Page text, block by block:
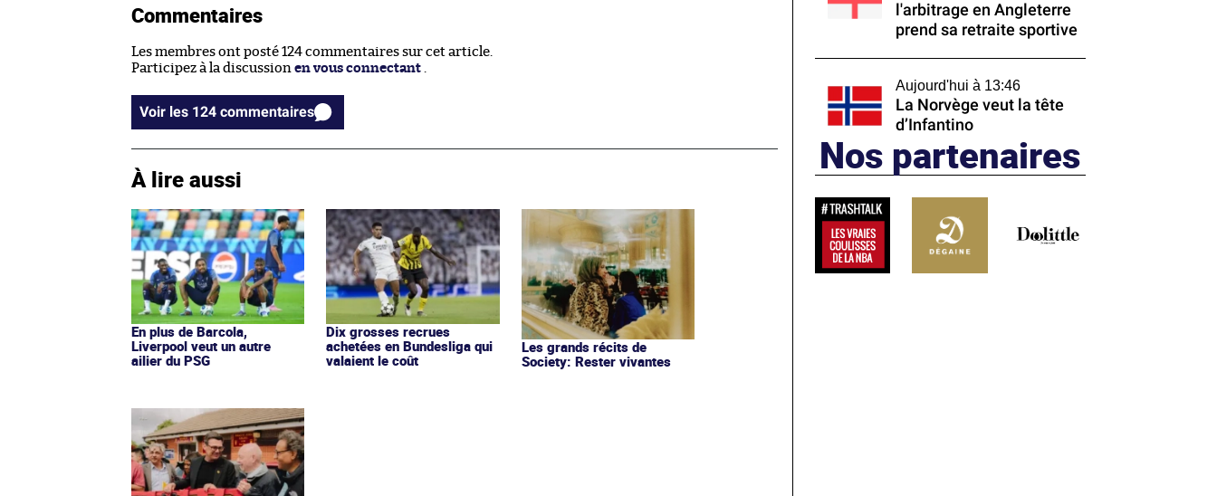
Commentaires
Les membres ont posté 124 commentaires sur cet article.
Participez à la discussion en vous connectant .
Voir les 124 commentaires
À lire aussi
En plus de Barcola,
Liverpool veut un autre
ailier du PSG
Dix grosses recrues
achetées en Bundesliga qui
valaient le coût
Les grands récits de
Society: Rester vivantes
l'arbitrage en Angleterre
prend sa retraite sportive
Aujourd'hui à 13:46
La Norvège veut la tête
d’Infantino
Nos partenaires